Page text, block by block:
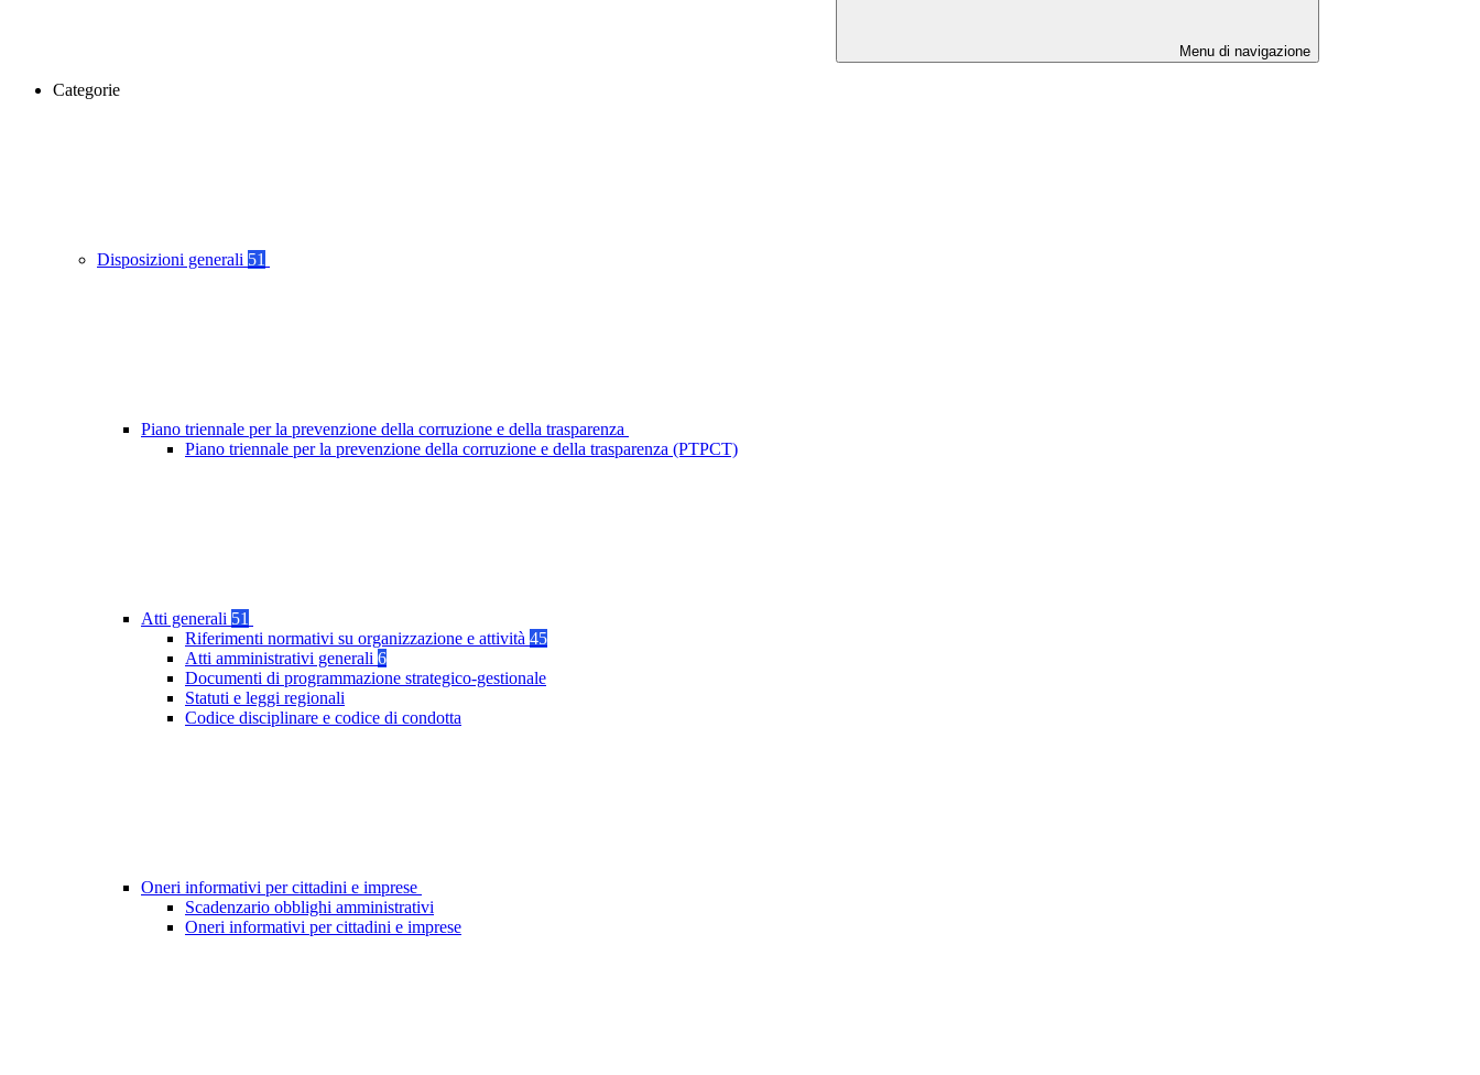
Menu di navigazione
Categorie
Disposizioni generali 51
Piano triennale per la prevenzione della corruzione e della trasparenza
Piano triennale per la prevenzione della corruzione e della trasparenza (PTPCT)
Atti generali 51
Riferimenti normativi su organizzazione e attività 45
Atti amministrativi generali 6
Documenti di programmazione strategico-gestionale
Statuti e leggi regionali
Codice disciplinare e codice di condotta
Oneri informativi per cittadini e imprese
Scadenzario obblighi amministrativi
Oneri informativi per cittadini e imprese